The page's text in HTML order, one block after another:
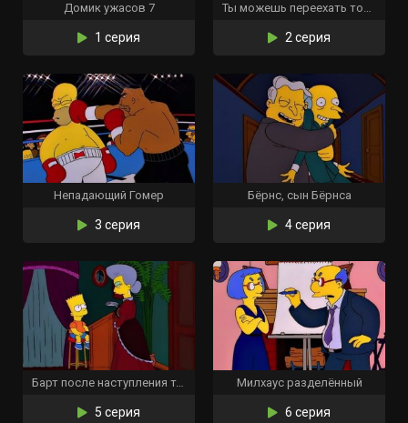
Домик ужасов 7
1 серия
Ты можешь переехать только дважды
2 серия
Непадающий Гомер
3 серия
Бёрнс, сын Бёрнса
4 серия
Барт после наступления темноты
5 серия
Милхаус разделённый
6 серия